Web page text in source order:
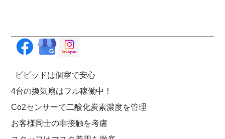
ビビッドは個室で安心
4台の換気扇はフル稼働中！
Co2センサーで二酸化炭素濃度を管理
お客様同士の非接触を考慮